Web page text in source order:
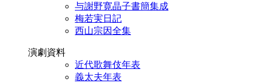
与謝野寛晶子書簡集成
梅若実日記
西山宗因全集
演劇資料
近代歌舞伎年表
義太夫年表